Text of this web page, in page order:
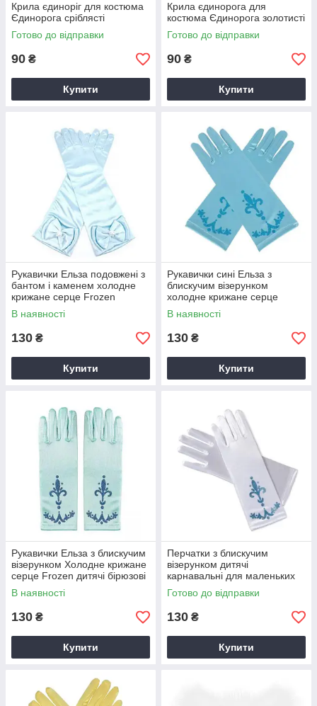
Крила єдиноріг для костюма
Єдинорога сріблясті
Готово до відправки
90 ₴
Купити
Крила єдинорога для
костюма Єдинорога золотисті
Готово до відправки
90 ₴
Купити
Рукавички Ельза подовжені з
бантом і каменем холодне
крижане серце Frozen
В наявності
130 ₴
Купити
Рукавички сині Ельза з
блискучим візерунком
холодне крижане серце
Frozen дитячі
В наявності
130 ₴
Купити
Рукавички Ельза з блискучим
візерунком Холодне крижане
серце Frozen дитячі бірюзові
В наявності
130 ₴
Купити
Перчатки з блискучим
візерунком дитячі
карнавальні для маленьких
принцес білі
Готово до відправки
130 ₴
Купити